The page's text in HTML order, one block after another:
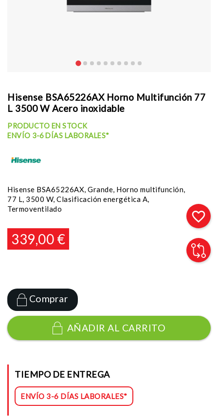
Hisense BSA65226AX Horno Multifunción 77
L 3500 W Acero inoxidable
PRODUCTO EN STOCK
ENVÍO 3-6 DÍAS LABORALES*
Hisense BSA65226AX, Grande, Horno multifunción,
77 L, 3500 W, Clasificación energética A,
Termoventilado
339,00 €
Comprar
AÑADIR AL CARRITO
favorite_border
TIEMPO DE ENTREGA
ENVÍO 3-6 DÍAS LABORALES*